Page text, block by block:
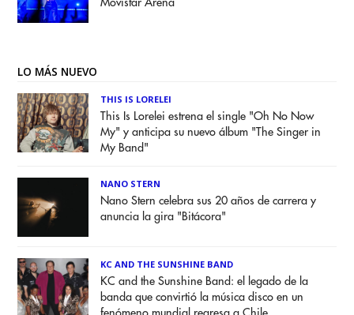
Movistar Arena
LO MÁS NUEVO
THIS IS LORELEI
This Is Lorelei estrena el single "Oh No Now
My" y anticipa su nuevo álbum "The Singer in
My Band"
NANO STERN
Nano Stern celebra sus 20 años de carrera y
anuncia la gira "Bitácora"
KC AND THE SUNSHINE BAND
KC and the Sunshine Band: el legado de la
banda que convirtió la música disco en un